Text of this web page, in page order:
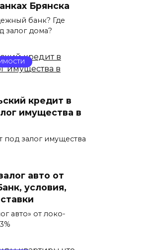
Брянска
банк? Где
залог дома?
кредит в
имущества в
под залог имущества
авто от
условия,
авто» от локо-